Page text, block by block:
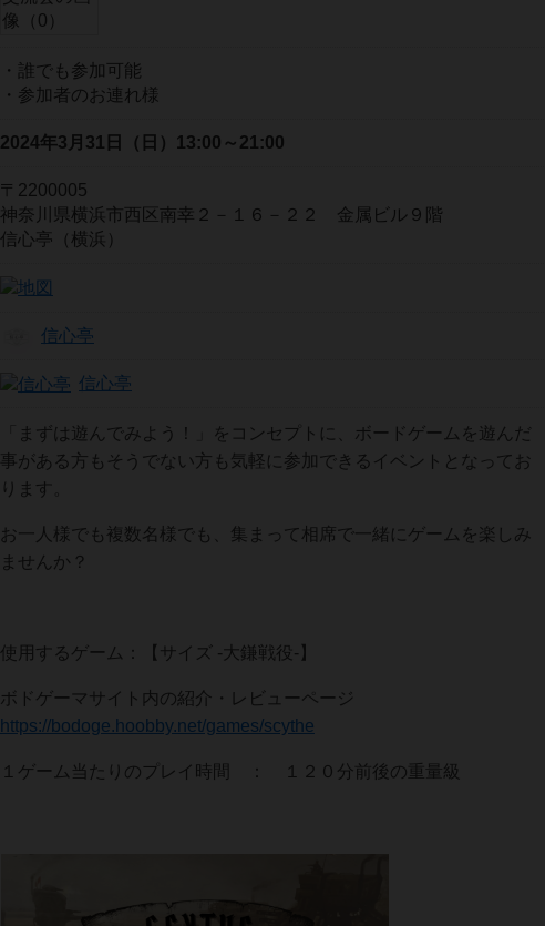
・誰でも参加可能
・参加者のお連れ様
2024年3月31日（日） 13:00～21:00
〒2200005
神奈川県横浜市西区南幸２－１６－２２ 金属ビル９階
信心亭（横浜）
信心亭
信心亭
「まずは遊んでみよう！」をコンセプトに、ボードゲームを遊んだ
事がある方もそうでない方も気軽に参加できるイベントとなってお
ります。
お一人様でも複数名様でも、集まって相席で一緒にゲームを楽しみ
ませんか？
使用するゲーム：【サイズ -大鎌戦役-】
ボドゲーマサイト内の紹介・レビューページ
https://bodoge.hoobby.net/games/scythe
１ゲーム当たりのプレイ時間 ： １２０分前後の重量級